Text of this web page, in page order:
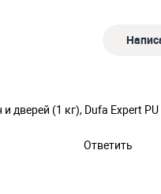
дверей (1 кг), Dufa Expert PU
Ответить